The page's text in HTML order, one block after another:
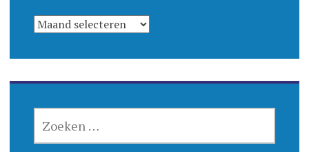
KALENDER
NAAR: